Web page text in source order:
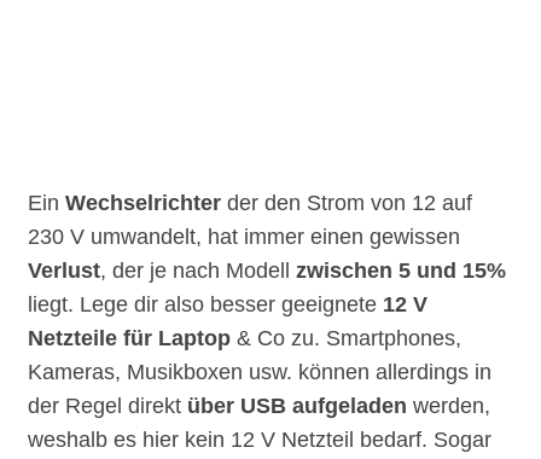
Ein Wechselrichter der den Strom von 12 auf
230 V umwandelt, hat immer einen gewissen
Verlust, der je nach Modell zwischen 5 und 15%
liegt. Lege dir also besser geeignete 12 V
Netzteile für Laptop & Co zu. Smartphones,
Kameras, Musikboxen usw. können allerdings in
der Regel direkt über USB aufgeladen werden,
weshalb es hier kein 12 V Netzteil bedarf. Sogar